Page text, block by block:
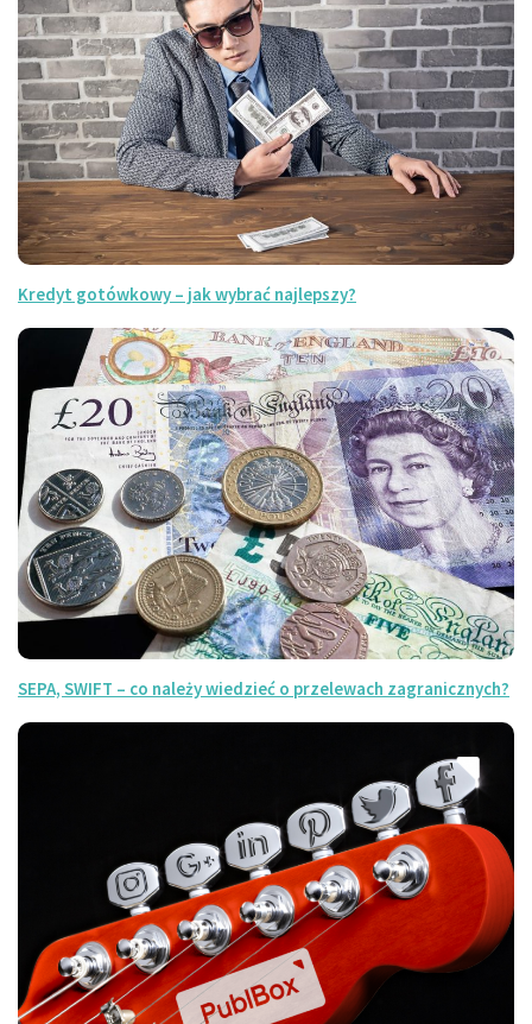
Kredyt gotówkowy – jak wybrać najlepszy?
SEPA, SWIFT – co należy wiedzieć o przelewach zagranicznych?